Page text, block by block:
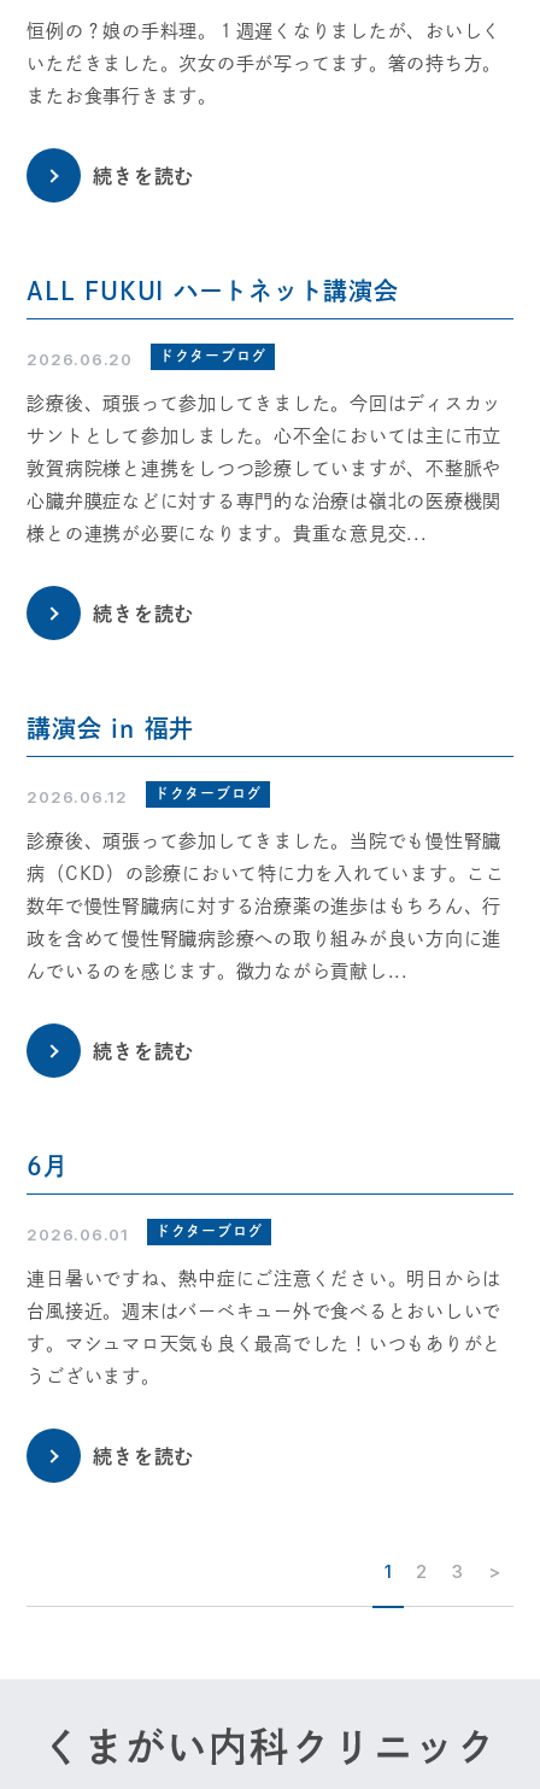
恒例の？娘の手料理。１週遅くなりましたが、おいしく
いただきました。次女の手が写ってます。箸の持ち方。
またお食事行きます。
続きを読む
ALL FUKUI ハートネット講演会
2026.06.20 ドクターブログ
診療後、頑張って参加してきました。今回はディスカッ
サントとして参加しました。心不全においては主に市立
敦賀病院様と連携をしつつ診療していますが、不整脈や
心臓弁膜症などに対する専門的な治療は嶺北の医療機関
様との連携が必要になります。貴重な意見交...
続きを読む
講演会 in 福井
2026.06.12 ドクターブログ
診療後、頑張って参加してきました。当院でも慢性腎臓
病（CKD）の診療において特に力を入れています。ここ
数年で慢性腎臓病に対する治療薬の進歩はもちろん、行
政を含めて慢性腎臓病診療への取り組みが良い方向に進
んでいるのを感じます。微力ながら貢献し...
続きを読む
6月
2026.06.01 ドクターブログ
連日暑いですね、熱中症にご注意ください。明日からは
台風接近。週末はバーベキュー外で食べるとおいしいで
す。マシュマロ天気も良く最高でした！いつもありがと
うございます。
続きを読む
1 2 3 >